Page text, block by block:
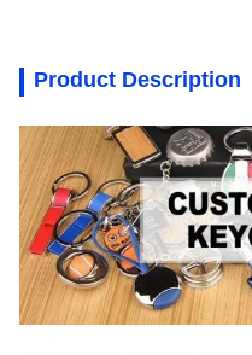
Product Description